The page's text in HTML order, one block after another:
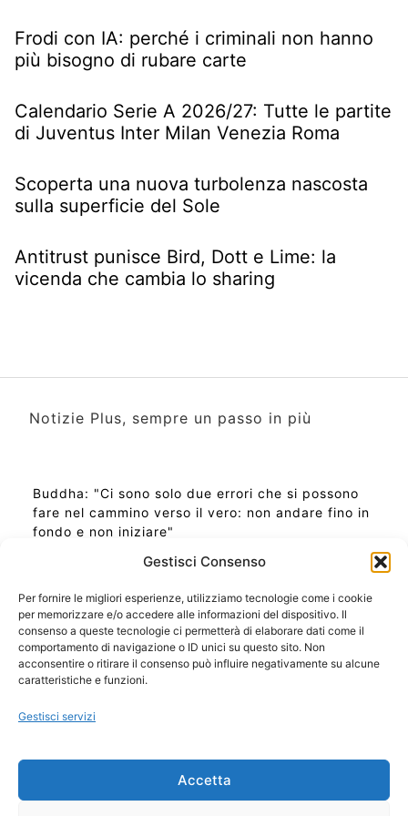
Gestisci Consenso
Per fornire le migliori esperienze, utilizziamo tecnologie come i cookie
per memorizzare e/o accedere alle informazioni del dispositivo. Il
consenso a queste tecnologie ci permetterà di elaborare dati come il
comportamento di navigazione o ID unici su questo sito. Non
acconsentire o ritirare il consenso può influire negativamente su alcune
caratteristiche e funzioni.
Gestisci servizi
Accetta
Frodi con IA: perché i criminali non hanno
più bisogno di rubare carte
Calendario Serie A 2026/27: Tutte le partite
di Juventus Inter Milan Venezia Roma
Scoperta una nuova turbolenza nascosta
sulla superficie del Sole
Antitrust punisce Bird, Dott e Lime: la
vicenda che cambia lo sharing
Notizie Plus, sempre un passo in più
Buddha: "Ci sono solo due errori che si possono
fare nel cammino verso il vero: non andare fino in
fondo e non iniziare"
Ora Esatta in Italia in questo momento
Ti Senti Strano Ultimamente? Potrebbe Essere per
la Risonanza di Schumann
Come Sapere Se Stai Ascendendo alla Quinta
Copyright 2026 NotiziePlus.com